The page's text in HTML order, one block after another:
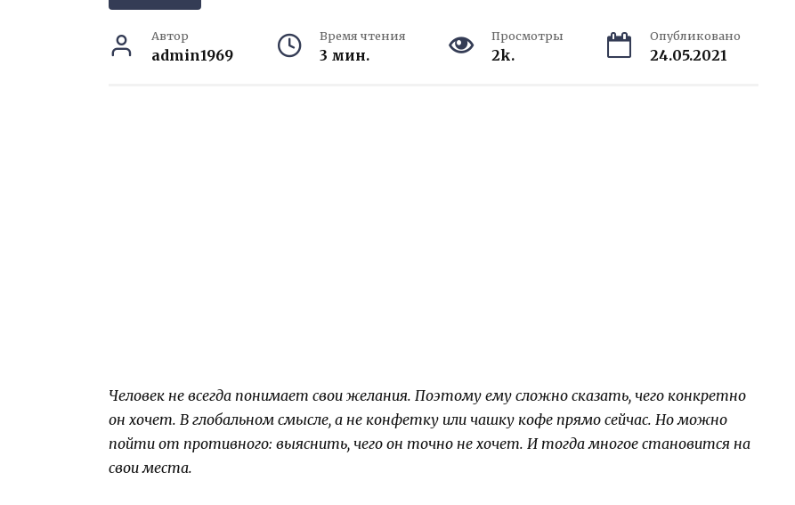
Автор
admin1969
Время чтения
3 мин.
Просмотры
2k.
Опубликовано
24.05.2021
Человек не всегда понимает свои желания. Поэтому ему сложно сказать, чего конкретно
он хочет. В глобальном смысле, а не конфетку или чашку кофе прямо сейчас. Но можно
пойти от противного: выяснить, чего он точно не хочет. И тогда многое становится на
свои места.